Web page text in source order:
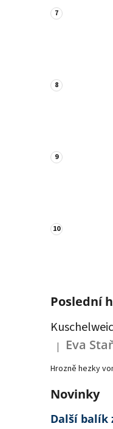
Poslední
Hodnocení
| Eva
Hrozně hezky
Novinky
Další balík